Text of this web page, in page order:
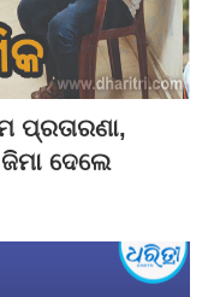
ପ୍ରତାରଣା,
ଦେଲେ